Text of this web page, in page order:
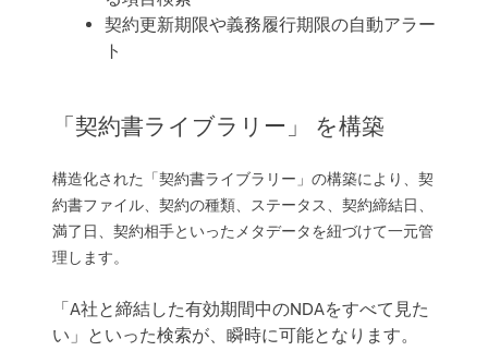
契約更新期限や義務履行期限の自動アラー
ト
「契約書ライブラリー」 を構築
構造化された「契約書ライブラリー」の構築により、契
約書ファイル、契約の種類、ステータス、契約締結日、
満了日、契約相手といったメタデータを紐づけて一元管
理します。
「A社と締結した有効期間中のNDAをすべて見た
い」といった検索が、瞬時に可能となります。